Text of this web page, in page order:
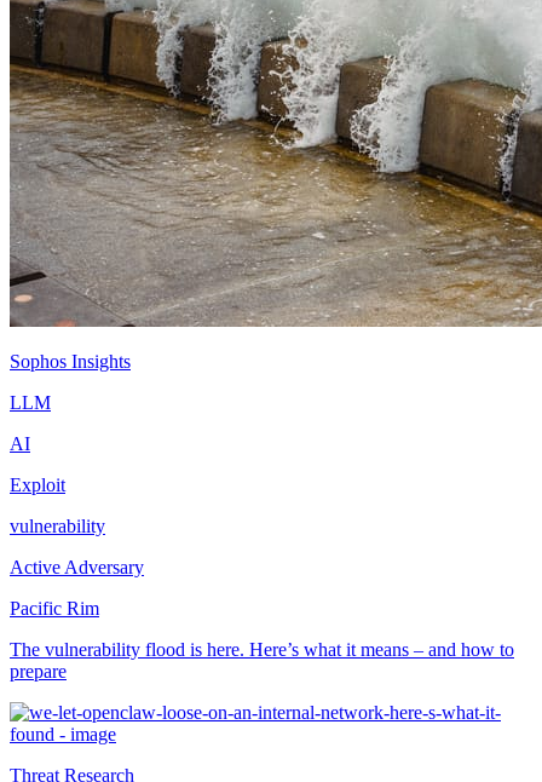
Sophos Insights
LLM
AI
Exploit
vulnerability
Active Adversary
Pacific Rim
The vulnerability flood is here. Here’s what it means – and how to
prepare
Threat Research